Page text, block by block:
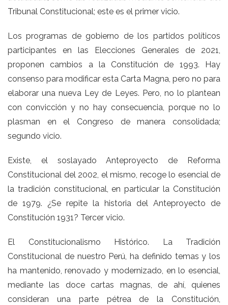
Tribunal Constitucional; este es el primer vicio.
Los programas de gobierno de los partidos políticos
participantes en las Elecciones Generales de 2021,
proponen cambios a la Constitución de 1993. Hay
consenso para modificar esta Carta Magna, pero no para
elaborar una nueva Ley de Leyes. Pero, no lo plantean
con convicción y no hay consecuencia, porque no lo
plasman en el Congreso de manera consolidada;
segundo vicio.
Existe, el soslayado Anteproyecto de Reforma
Constitucional del 2002, el mismo, recoge lo esencial de
la tradición constitucional, en particular la Constitución
de 1979. ¿Se repite la historia del Anteproyecto de
Constitución 1931? Tercer vicio.
El Constitucionalismo Histórico. La Tradición
Constitucional de nuestro Perú, ha definido temas y los
ha mantenido, renovado y modernizado, en lo esencial,
mediante las doce cartas magnas, de ahí, quienes
consideran una parte pétrea de la Constitución,